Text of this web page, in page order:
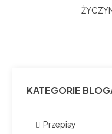
KATEGORIE
Przepisy